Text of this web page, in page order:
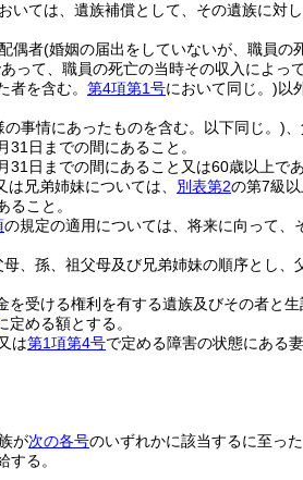
ては、遺族補償として、その遺族に対
偶者(婚姻の届出をしていないが、職員の
って、職員の死亡の当時その収入によっ
を含む。 第4項第1号において同じ。)以
事情にあったものを含む。以下同じ。)
日までの間にあること。
日までの間にあること又は60歳以上であ
兄弟姉妹については、 別表第2の第7級
こと。
の規定の適用については、将来に向って
、孫、祖父母及び兄弟姉妹の順序とし
を受ける権利を有する遺族及びその者と
定める額とする。
は第1項第4号で定める障害の状態にある
が次の各号のいずれかに該当するに至っ
る。